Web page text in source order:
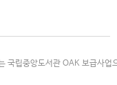
국립중앙도서관 OAK 보급사업